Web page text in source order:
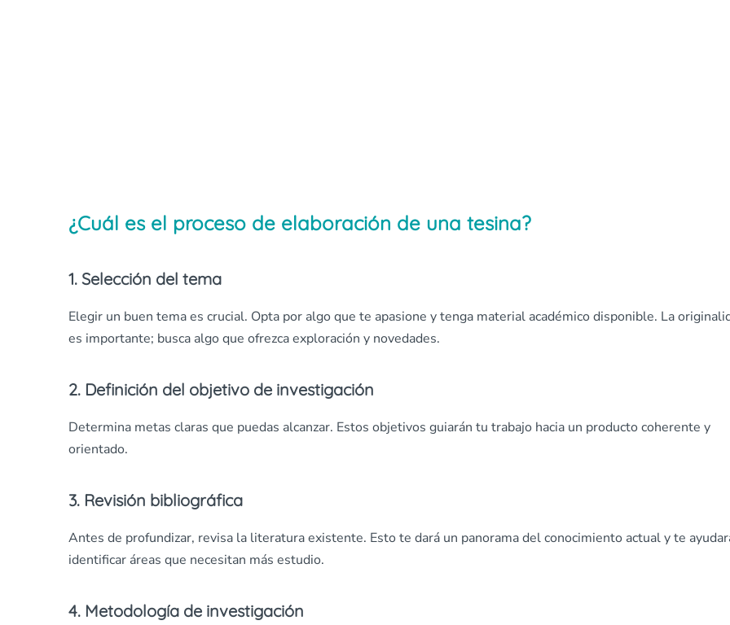
¿Cuál es el proceso de elaboración de una tesina?
1. Selección del tema
Elegir un buen tema es crucial. Opta por algo que te apasione y tenga material académico disponible. La
es importante; busca algo que ofrezca exploración y novedades.
2. Definición del objetivo de investigación
Determina metas claras que puedas alcanzar. Estos objetivos guiarán tu trabajo hacia un producto coherente y
orientado.
3. Revisión bibliográfica
Antes de profundizar, revisa la literatura existente. Esto te dará un panorama del conocimiento actual y te
identificar áreas que necesitan más estudio.
4. Metodología de investigación